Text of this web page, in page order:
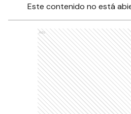
Este contenido no está
Ads